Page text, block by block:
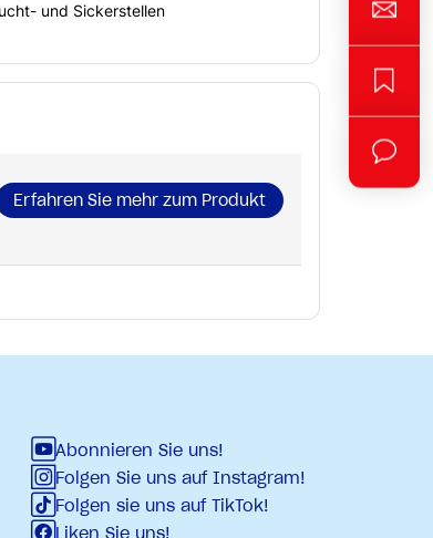
und Sickerstellen
Erfahren Sie mehr zum Produkt
Abonnieren Sie uns!
Folgen Sie uns auf Instagram!
Folgen sie uns auf TikTok!